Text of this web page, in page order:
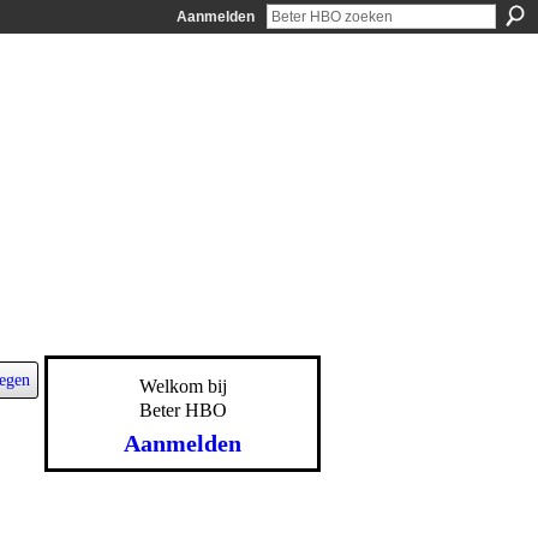
Aanmelden
Welkom bij
Beter HBO
Aanmelden